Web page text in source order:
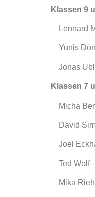
Klassen 9
Lennard
Yunis
Jonas
Klassen 7
Micha
David
Joel
Ted Wolf
Mika